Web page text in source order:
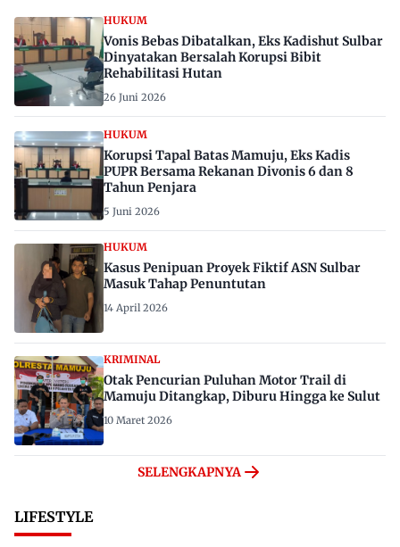
HUKUM
Vonis Bebas Dibatalkan, Eks Kadishut Sulbar
Dinyatakan Bersalah Korupsi Bibit
Rehabilitasi Hutan
26 Juni 2026
HUKUM
Korupsi Tapal Batas Mamuju, Eks Kadis
PUPR Bersama Rekanan Divonis 6 dan 8
Tahun Penjara
5 Juni 2026
HUKUM
Kasus Penipuan Proyek Fiktif ASN Sulbar
Masuk Tahap Penuntutan
14 April 2026
KRIMINAL
Otak Pencurian Puluhan Motor Trail di
Mamuju Ditangkap, Diburu Hingga ke Sulut
10 Maret 2026
SELENGKAPNYA
LIFESTYLE